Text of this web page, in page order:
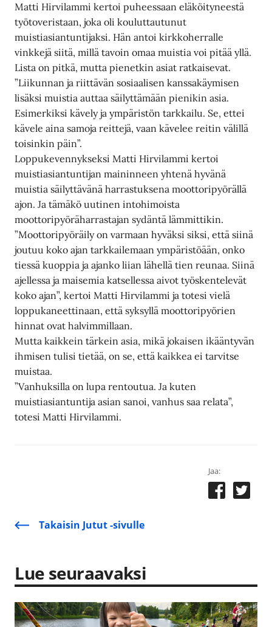
Matti Hirvilammi kertoi puheessaan eläköityneestä
työtoveristaan, joka oli kouluttautunut
muistiasiantuntijaksi. Hän antoi kirkkoherralle
vinkkejä siitä, millä tavoin omaa muistia voi pitää yllä.
Lista on pitkä, mutta pienetkin asiat ratkaisevat.
”Liikunnan ja riittävän sosiaalisen kanssakäymisen
lisäksi muistia auttaa säilyttämään pienikin asia.
Esimerkiksi kävely ja ympäristön tarkkailu. Se, ettei
kävele aina samoja reittejä, vaan kävelee reitin välillä
toisinkin päin”.
Loppukevennykseksi Matti Hirvilammi kertoi
muistiasiantuntijan maininneen yhtenä hyvänä
muistia säilyttävänä harrastuksena moottoripyörällä
ajon. Ja tämäkö uutinen intohimoista
moottoripyöräharrastajan sydäntä lämmittikin.
”Moottoripyöräily on varmaan hyväksi siksi, että siinä
joutuu koko ajan tarkkailemaan ympäristöään, onko
tiessä kuoppia ja ajanko liian lähellä tien reunaa. Siinä
ajellessa ja maisemia katsellessa aivot työskentelevät
koko ajan”, kertoi Matti Hirvilammi ja totesi vielä
loppukaneettinaan, että syksyllä moottoripyörien
hinnat ovat halvimmillaan.
Mutta kaikkein tärkein asia, mikä jokaisen ikääntyvän
ihmisen tulisi tietää, on se, että kaikkea ei tarvitse
muistaa.
”Vanhuksilla on lupa rentoutua. Ja kuten
muistiasiantuntija asian sanoi, vanhus saa relata”,
totesi Matti Hirvilammi.
Jaa:
Takaisin Jutut -sivulle
Lue seuraavaksi